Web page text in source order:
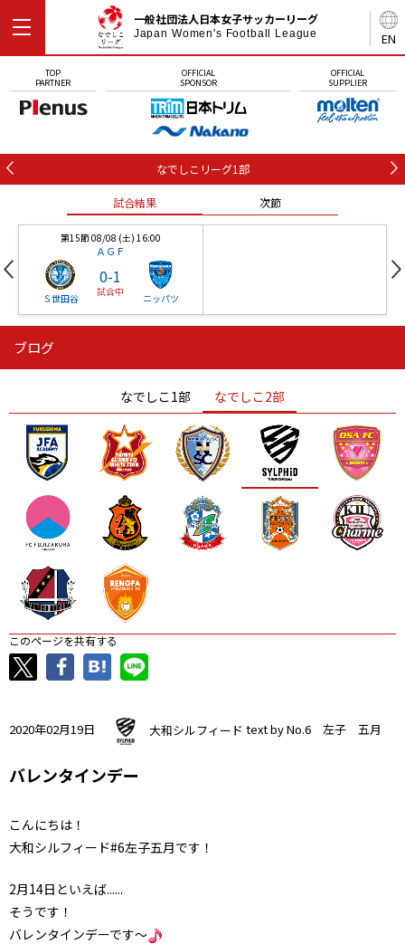
EN
一般社団法人日本女子サッカーリーグ
Japan Women's Football League
TOP
PARTNER
OFFICIAL
SPONSOR
OFFICIAL
SUPPLIER
なでしこリーグ1部
試合結果 次節
第15節 08/08 (土) 16:00
ＡＧＦ
Ｓ世田谷
0-1
試合中
ニッパツ
ニッパツ
ニッパツ 名古屋
石人の星
静岡 愛媛Ｌ
ブログ
なでしこ1部 なでしこ2部
このページを共有する
2020年02月19日 大和シルフィード text by No.6 左子 五月
バレンタインデー
こんにちは！
大和シルフィード#6左子五月です！
2月14日といえば......
そうです！
バレンタインデーです～